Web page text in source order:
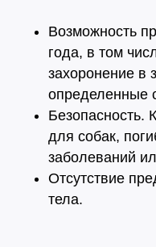
Возможность
года, в том
захоронение в
определенные
Безопасность.
для собак,
заболеваний
Отсутствие
тела.
Главный
Узнать подробнее
Евгения
Плесовских